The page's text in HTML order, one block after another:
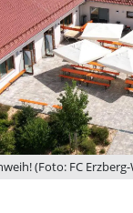
(Foto: FC